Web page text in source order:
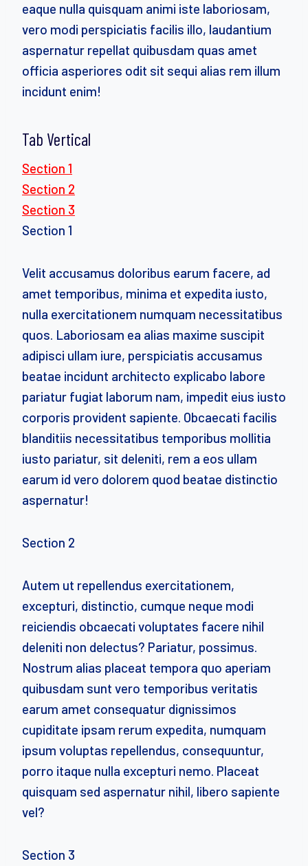
eaque nulla quisquam animi iste laboriosam,
vero modi perspiciatis facilis illo, laudantium
aspernatur repellat quibusdam quas amet
officia asperiores odit sit sequi alias rem illum
incidunt enim!
Tab Vertical
Section 1
Section 2
Section 3
Section 1
Velit accusamus doloribus earum facere, ad
amet temporibus, minima et expedita iusto,
nulla exercitationem numquam necessitatibus
quos. Laboriosam ea alias maxime suscipit
adipisci ullam iure, perspiciatis accusamus
beatae incidunt architecto explicabo labore
pariatur fugiat laborum nam, impedit eius iusto
corporis provident sapiente. Obcaecati facilis
blanditiis necessitatibus temporibus mollitia
iusto pariatur, sit deleniti, rem a eos ullam
earum id vero dolorem quod beatae distinctio
aspernatur!
Section 2
Autem ut repellendus exercitationem,
excepturi, distinctio, cumque neque modi
reiciendis obcaecati voluptates facere nihil
deleniti non delectus? Pariatur, possimus.
Nostrum alias placeat tempora quo aperiam
quibusdam sunt vero temporibus veritatis
earum amet consequatur dignissimos
cupiditate ipsam rerum expedita, numquam
ipsum voluptas repellendus, consequuntur,
porro itaque nulla excepturi nemo. Placeat
quisquam sed aspernatur nihil, libero sapiente
vel?
Section 3